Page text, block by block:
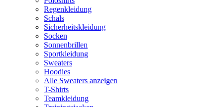
Regenkleidung
Schals
Sicherheitskleidung
Socken
Sonnenbrillen
Sportkleidung
Sweaters
Hoodies
Alle Sweaters anzeigen
T-Shirts
Teamkleidung